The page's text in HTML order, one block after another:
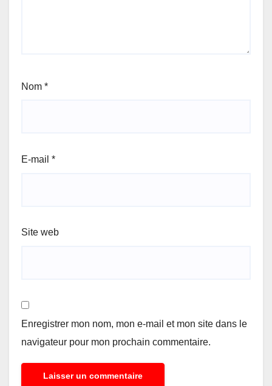
Nom *
E-mail *
Site web
Enregistrer mon nom, mon e-mail et mon site dans le
navigateur pour mon prochain commentaire.